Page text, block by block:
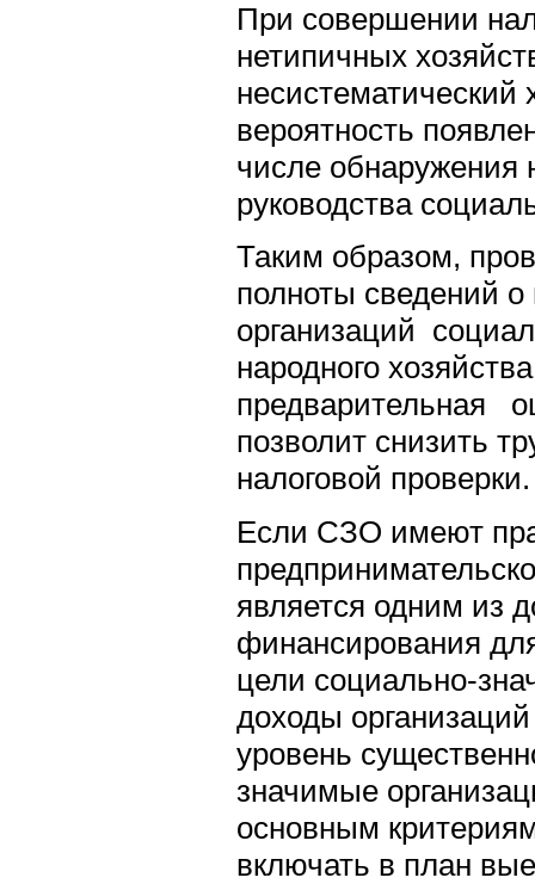
При совершении
нетипичных
несистематический
вероятность
числе обнаружения
руководства
Таким образом,
полноты сведений о
организаций
народного
предварительная
позволит снизить
налоговой проверки.
Если СЗО имеют
является одним из
финансирования
цели социально-
доходы
уровень
значимые
основным
включать в план